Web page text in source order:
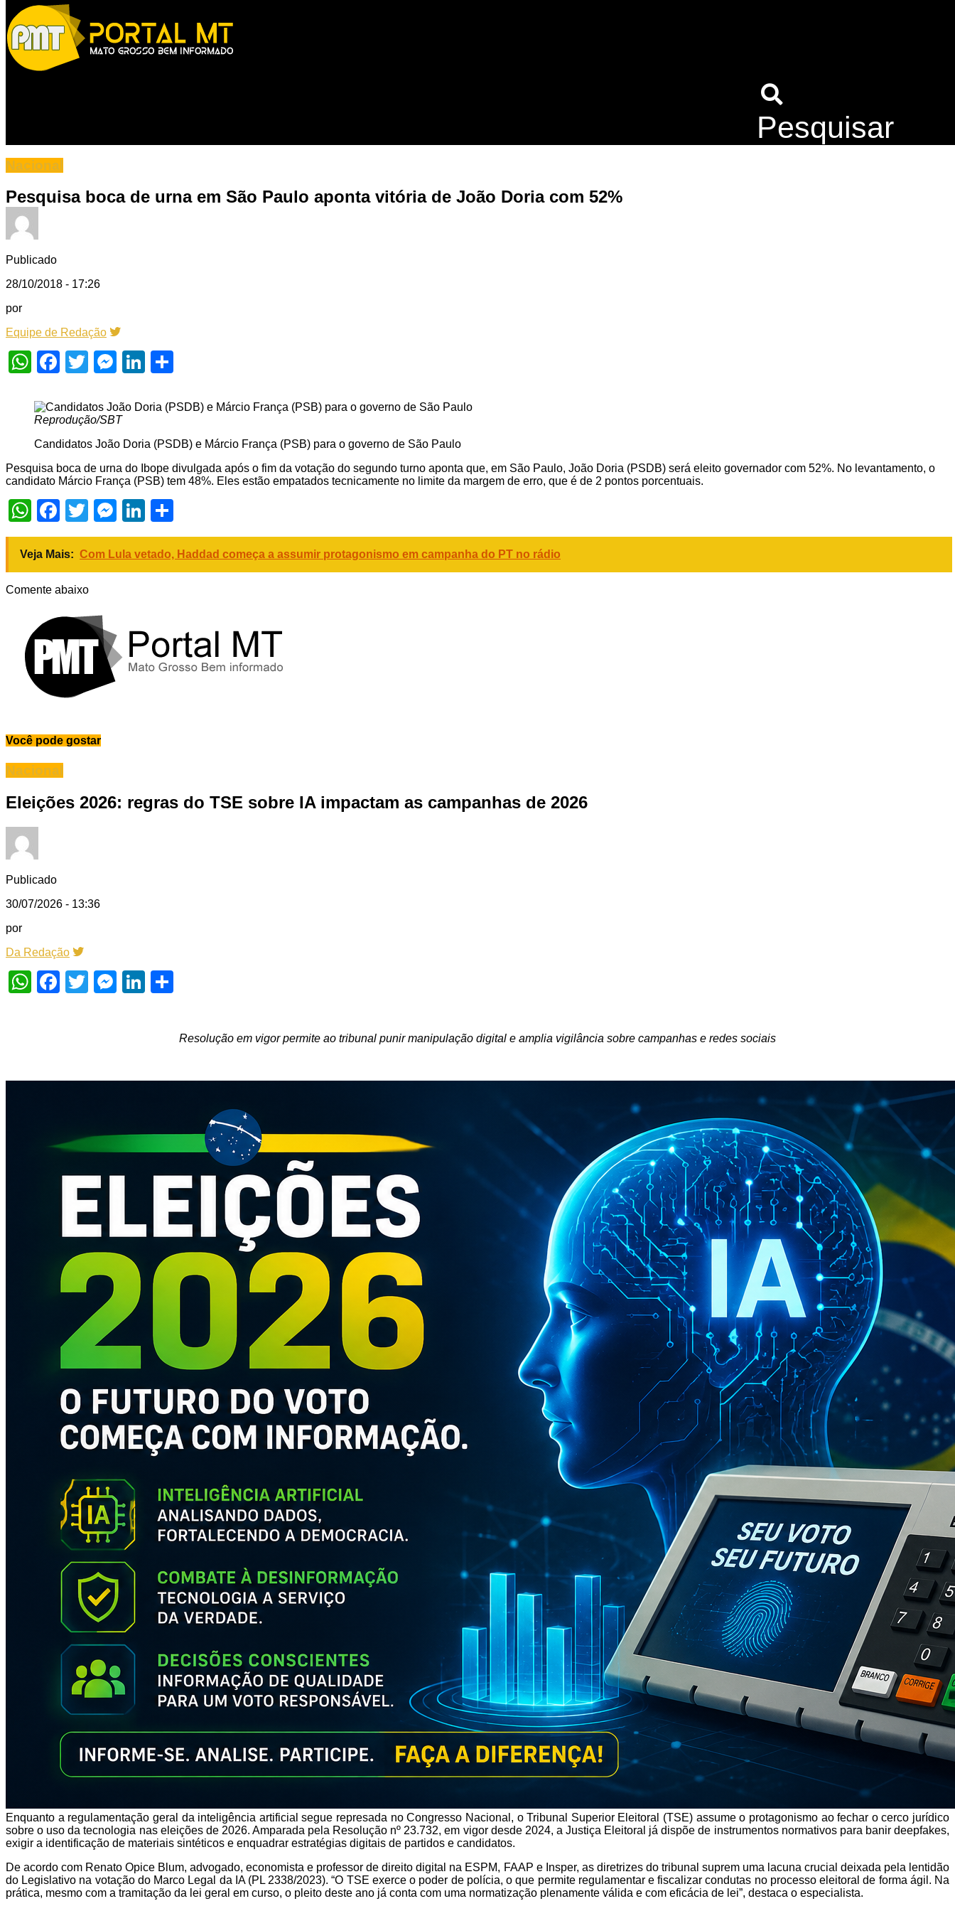
Pesquisar
Nacional
Pesquisa boca de urna em São Paulo aponta vitória de João Doria com 52%
Publicado
28/10/2018 - 17:26
por
Equipe de Redação
WhatsApp
Facebook
TwitterMessenger
LinkedIn
Reprodução/SBT
Candidatos João Doria (PSDB) e Márcio França (PSB) para o governo de São Paulo
Pesquisa boca de urna do Ibope divulgada após o fim da votação do segundo turno aponta que, em São Paulo, João Doria (PSDB) será eleito governador com 52%. No levantamento, o
candidato Márcio França (PSB) tem 48%. Eles estão empatados tecnicamente no limite da margem de erro, que é de 2 pontos porcentuais.
WhatsApp
Facebook
TwitterMessenger
LinkedIn
Veja Mais: Com Lula vetado, Haddad começa a assumir protagonismo em campanha do PT no rádio
Comente abaixo
Você pode gostar
Nacional
Eleições 2026: regras do TSE sobre IA impactam as campanhas de 2026
Publicado
30/07/2026 - 13:36
por
Da Redação
WhatsApp
Facebook
TwitterMessenger
LinkedIn
Resolução em vigor permite ao tribunal punir manipulação digital e amplia vigilância sobre campanhas e redes sociais
Enquanto a regulamentação geral da inteligência artificial segue represada no Congresso Nacional, o Tribunal Superior Eleitoral (TSE) assume o protagonismo ao fechar o cerco jurídico
sobre o uso da tecnologia nas eleições de 2026. Amparada pela Resolução nº 23.732, em vigor desde 2024, a Justiça Eleitoral já dispõe de instrumentos normativos para banir deepfakes,
exigir a identificação de materiais sintéticos e enquadrar estratégias digitais de partidos e candidatos.
De acordo com Renato Opice Blum, advogado, economista e professor de direito digital na ESPM, FAAP e Insper, as diretrizes do tribunal suprem uma lacuna crucial deixada pela lentidão
do Legislativo na votação do Marco Legal da IA (PL 2338/2023). “O TSE exerce o poder de polícia, o que permite regulamentar e fiscalizar condutas no processo eleitoral de forma ágil. Na
prática, mesmo com a tramitação da lei geral em curso, o pleito deste ano já conta com uma normatização plenamente válida e com eficácia de lei”, destaca o especialista.